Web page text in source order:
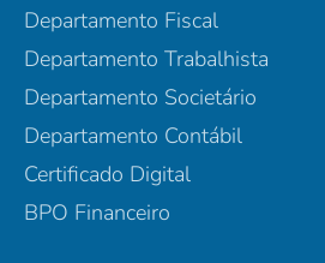
Departamento Fiscal
Departamento Trabalhista
Departamento Societário
Departamento Contábil
Certificado Digital
BPO Financeiro